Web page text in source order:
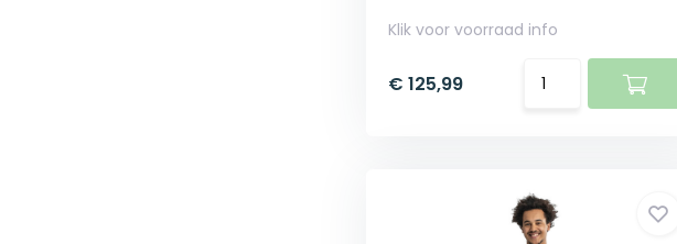
Klik voor voorraad info
€ 125,99